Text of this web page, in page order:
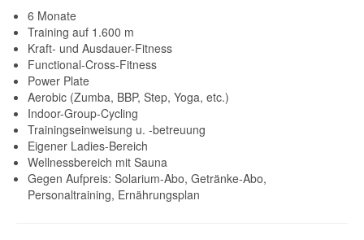
6 Monate
Training auf 1.600 m
Kraft- und Ausdauer-Fitness
Functional-Cross-Fitness
Power Plate
Aerobic (Zumba, BBP, Step, Yoga, etc.)
Indoor-Group-Cycling
Trainingseinweisung u. -betreuung
Eigener Ladies-Bereich
Wellnessbereich mit Sauna
Gegen Aufpreis: Solarium-Abo, Getränke-Abo,
Personaltraining, Ernährungsplan